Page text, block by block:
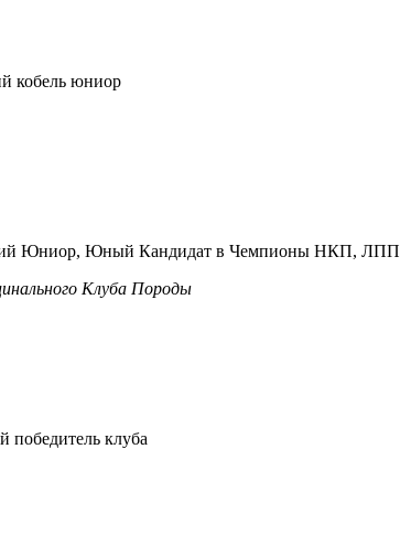
кобель юниор
Юниор, Юный Кандидат в Чемпионы НКП, ЛПП
Клуба Породы
клуба